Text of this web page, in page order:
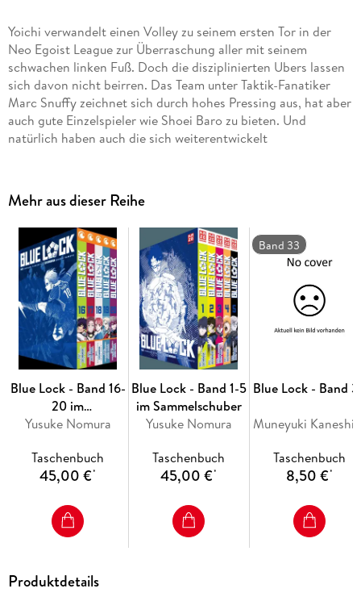
Yoichi verwandelt einen Volley zu seinem ersten Tor in der
Neo Egoist League zur Überraschung aller mit seinem
schwachen linken Fuß. Doch die disziplinierten Ubers lassen
sich davon nicht beirren. Das Team unter Taktik-Fanatiker
Marc Snuffy zeichnet sich durch hohes Pressing aus, hat aber
auch gute Einzelspieler wie Shoei Baro zu bieten. Und
natürlich haben auch die sich weiterentwickelt
Mehr aus dieser Reihe
Blue Lock - Band 16-
20 im
Sammelschuber
Yusuke Nomura
Taschenbuch
45,00 €*
Blue Lock - Band 1-5
im Sammelschuber
Yusuke Nomura
Taschenbuch
45,00 €*
Band 33
Blue Lock - Band
Muneyuki
Taschenbuch
8,50 €*
Produktdetails